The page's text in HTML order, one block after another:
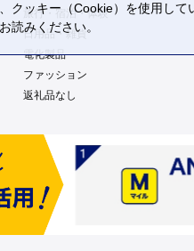
旅行・宿泊・体験
日用品・雑貨
電化製品
ファッション
返礼品なし
クッキー（Cookie）を使用し
読みください。